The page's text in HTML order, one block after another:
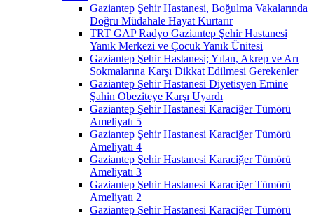
Gaziantep Şehir Hastanesi, Boğulma Vakalarında
Doğru Müdahale Hayat Kurtarır
TRT GAP Radyo Gaziantep Şehir Hastanesi
Yanık Merkezi ve Çocuk Yanık Ünitesi
Gaziantep Şehir Hastanesi; Yılan, Akrep ve Arı
Sokmalarına Karşı Dikkat Edilmesi Gerekenler
Gaziantep Şehir Hastanesi Diyetisyen Emine
Şahin Obeziteye Karşı Uyardı
Gaziantep Şehir Hastanesi Karaciğer Tümörü
Ameliyatı 5
Gaziantep Şehir Hastanesi Karaciğer Tümörü
Ameliyatı 4
Gaziantep Şehir Hastanesi Karaciğer Tümörü
Ameliyatı 3
Gaziantep Şehir Hastanesi Karaciğer Tümörü
Ameliyatı 2
Gaziantep Şehir Hastanesi Karaciğer Tümörü